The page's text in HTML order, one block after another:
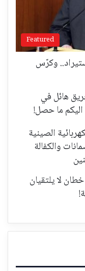
Featured
وكرّس
هائل في
اليكم ما حصل!
الصينية
والكفالة
لا يلتقيان